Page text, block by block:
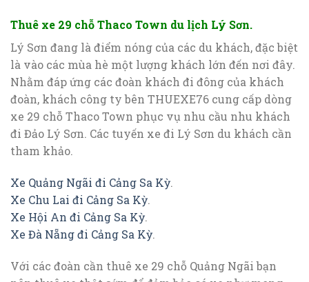
Thuê xe 29 chỗ Thaco Town du lịch Lý Sơn.
Lý Sơn đang là điểm nóng của các du khách, đặc biệt
là vào các mùa hè một lượng khách lớn đến nơi đây.
Nhằm đáp ứng các đoàn khách đi đông của khách
đoàn, khách công ty bên THUEXE76 cung cấp dòng
xe 29 chỗ Thaco Town phục vụ nhu cầu nhu khách
đi Đảo Lý Sơn. Các tuyến xe đi Lý Sơn du khách cần
tham khảo.
Xe Quảng Ngãi đi Cảng Sa Kỳ.
Xe Chu Lai đi Cảng Sa Kỳ.
Xe Hội An đi Cảng Sa Kỳ.
Xe Đà Nẵng đi Cảng Sa Kỳ.
Với các đoàn cần thuê xe 29 chỗ Quảng Ngãi bạn